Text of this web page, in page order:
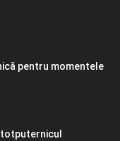
pentru momentele